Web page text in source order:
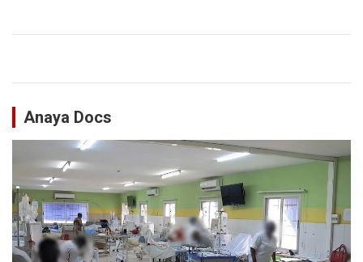
Anaya Docs